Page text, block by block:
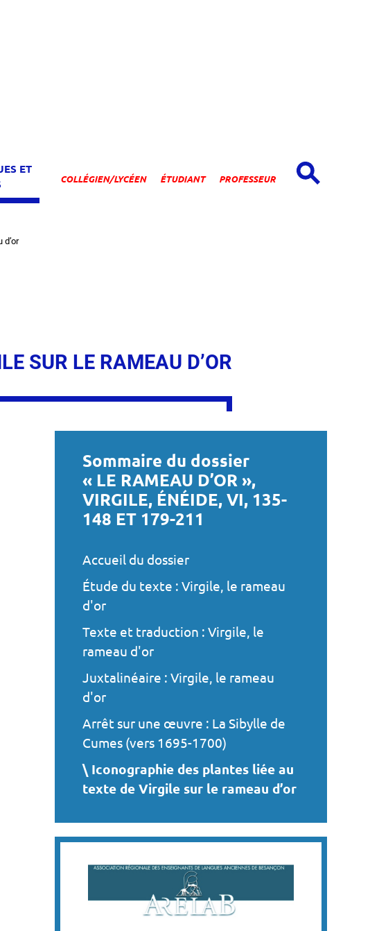
ET
Espaces
COLLÉGIEN/LYCÉEN ÉTUDIANT PROFESSEUR
SUR LE RAMEAU D’OR
Sommaire du dossier
« LE RAMEAU D’OR »,
VIRGILE, ÉNÉIDE, VI, 135-
148 ET 179-211
Accueil du dossier
Étude du texte : Virgile, le rameau
d'or
Texte et traduction : Virgile, le
rameau d'or
Juxtalinéaire : Virgile, le rameau
d'or
Arrêt sur une œuvre : La Sibylle de
Cumes (vers 1695-1700)
Iconographie des plantes liée au
texte de Virgile sur le rameau d’or